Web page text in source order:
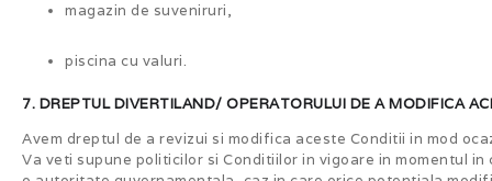
magazin de suveniruri,
piscina cu valuri.
7. DREPTUL DIVERTILAND/ OPERATORULUI DE A MODIFICA
Avem dreptul de a revizui si modifica aceste Conditii in mod
Va veti supune politicilor si Conditiilor in vigoare in momentul